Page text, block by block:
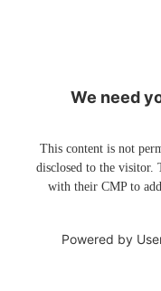
We need
This content is not
disclosed to the visitor.
with their CMP to
Powered by